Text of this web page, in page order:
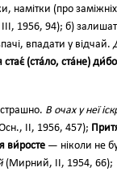
намітки (про заміжніх
1956, 94); б)
впадати у відчай.
стає́ (ста́ло, ста́не)
В очах у неї
II, 1956, 457);
ви́росте — ніколи не
(Мирний, II, 1954, 66);